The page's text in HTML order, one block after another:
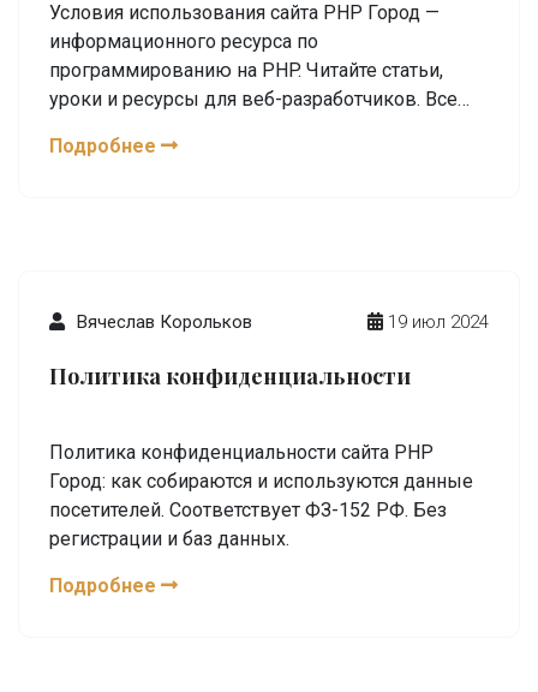
Условия использования сайта PHP Город —
информационного ресурса по
программированию на PHP. Читайте статьи,
уроки и ресурсы для веб-разработчиков. Все
Подробнее
Вячеслав Корольков 19 июл 2024
Политика конфиденциальности
Политика конфиденциальности сайта PHP
Город: как собираются и используются данные
посетителей. Соответствует ФЗ-152 РФ. Без
регистрации и баз данных.
Подробнее